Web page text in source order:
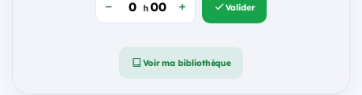
h Valider
Voir ma bibliothèque